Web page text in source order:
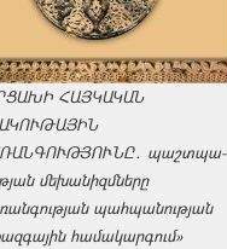
ՀԱՅԿԱԿԱՆ
պաշտպա­
մեխանիզմները
պահպանության
համակարգում»